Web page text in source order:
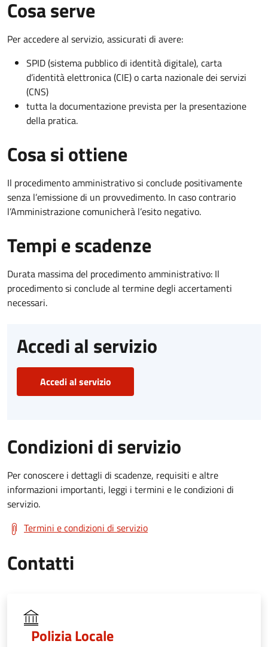
Cosa serve
Per accedere al servizio, assicurati di avere:
SPID (sistema pubblico di identità digitale), carta
d’identità elettronica (CIE) o carta nazionale dei servizi
(CNS)
tutta la documentazione prevista per la presentazione
della pratica.
Cosa si ottiene
Il procedimento amministrativo si conclude positivamente
senza l’emissione di un provvedimento. In caso contrario
l’Amministrazione comunicherà l’esito negativo.
Tempi e scadenze
Durata massima del procedimento amministrativo: Il
procedimento si conclude al termine degli accertamenti
necessari.
Accedi al servizio
Accedi al servizio
Condizioni di servizio
Per conoscere i dettagli di scadenze, requisiti e altre
informazioni importanti, leggi i termini e le condizioni di
servizio.
Termini e condizioni di servizio
Contatti
Polizia Locale